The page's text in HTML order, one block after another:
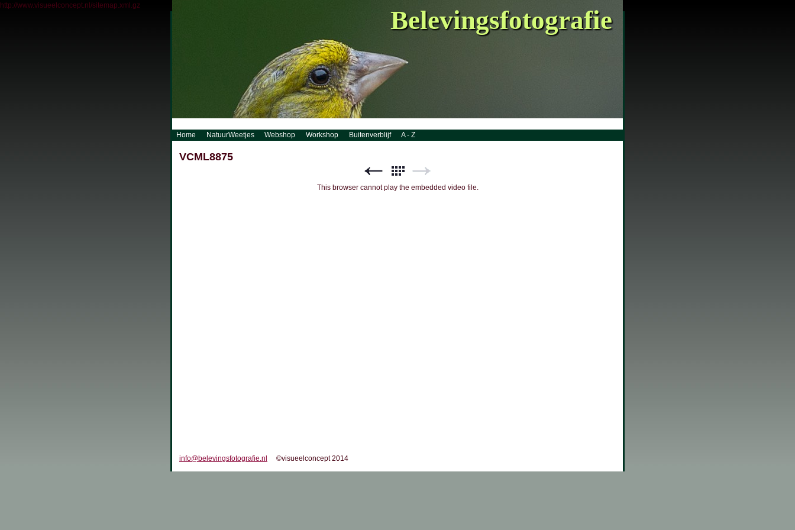
http://www.visueelconcept.nl/sitemap.xml.gz Belevingsfotografie
Home NatuurWeetjes Webshop Workshop Buitenverblijf A - Z
VCML8875
This browser cannot play the embedded video file.
info@belevingsfotografie.nl ©visueelconcept 2014